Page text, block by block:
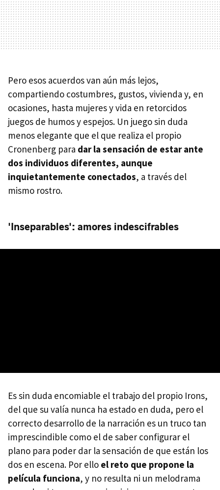
Pero esos acuerdos van aún más lejos,
compartiendo costumbres, gustos, vivienda y, en
ocasiones, hasta mujeres y vida en retorcidos
juegos de humos y espejos. Un juego sin duda
menos elegante que el que realiza el propio
Cronenberg para dar la sensación de estar ante
dos individuos diferentes, aunque
inquietantemente conectados, a través del
mismo rostro.
'Inseparables': amores indescifrables
Es sin duda encomiable el trabajo del propio Irons,
del que su valía nunca ha estado en duda, pero el
correcto desarrollo de la narración es un truco tan
imprescindible como el de saber configurar el
plano para poder dar la sensación de que están los
dos en escena. Por ello el reto que propone la
película funciona, y no resulta ni un melodrama